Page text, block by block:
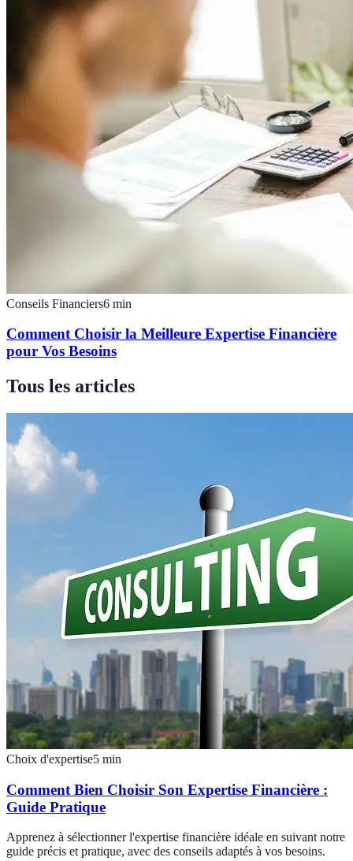
Conseils Financiers6 min
Comment Choisir la Meilleure Expertise Financière
pour Vos Besoins
Tous les articles
Choix d'expertise5 min
Comment Bien Choisir Son Expertise Financière :
Guide Pratique
Apprenez à sélectionner l'expertise financière idéale en suivant notre
guide précis et pratique, avec des conseils adaptés à vos besoins.